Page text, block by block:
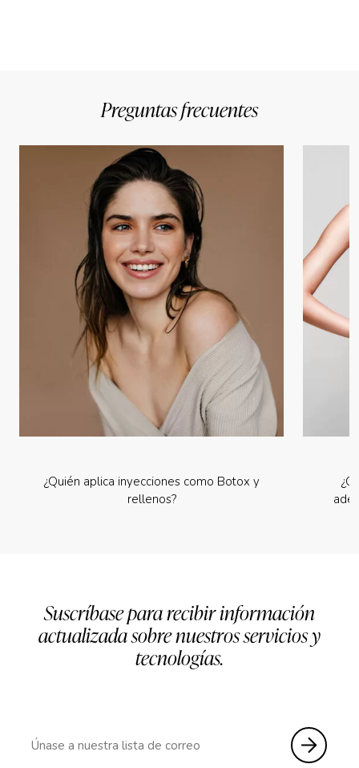
Preguntas frecuentes
¿Quién aplica inyecciones como Botox y
rellenos?
Suscríbase para recibir información
actualizada sobre nuestros servicios y
tecnologías.